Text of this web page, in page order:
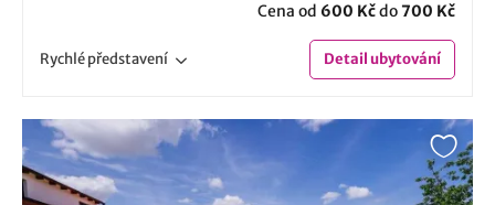
Cena od 600 Kčdo700 Kč
Rychlépředstavení Detailubytování